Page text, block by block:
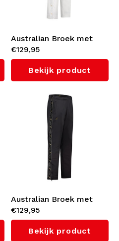
Australian Broek met
witte bies 3.0 (White)
€129,95
Bekijk product
Australian Broek met
zwarte bies 3.0 (Black)
€129,95
Bekijk product